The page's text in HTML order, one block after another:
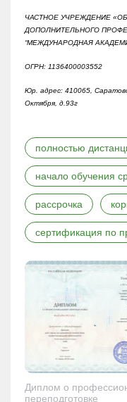
полностью
начало обучения
рассрочка
сертификация по
ЧАСТНОЕ УЧРЕЖДЕНИЕ
ДОПОЛНИТЕЛЬНОГО
“МЕЖДУНАРОДНАЯ
ОГРН: 1136400003552
Юр. адрес: 410065,
Октября, д.93г
Диплом о
переподготовке